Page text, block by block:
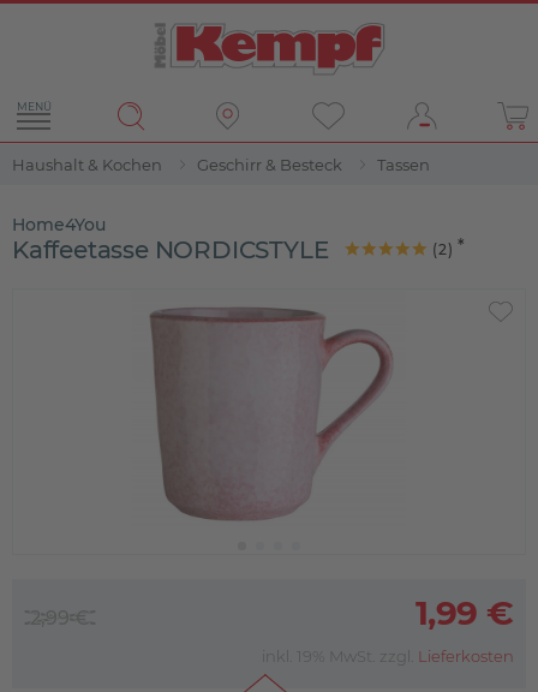
MENÜ
Haushalt & Kochen Geschirr & Besteck Tassen
Home4You
Kaffeetasse NORDICSTYLE (2)
1,99 €
inkl. 19% MwSt. zzgl. Lieferkosten